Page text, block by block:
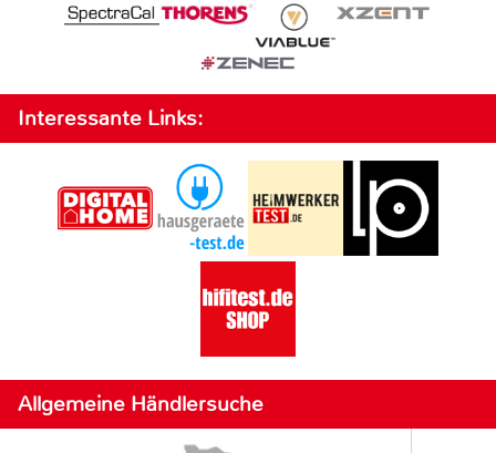
Interessante Links:
Allgemeine Händlersuche